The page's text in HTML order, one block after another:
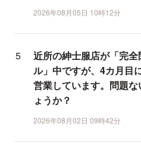
2026年08月05日 10時12分
近所の紳士服店が「完
ル」中ですが、4カ月目
営業しています。問題な
ょうか？
2026年08月02日 09時42分